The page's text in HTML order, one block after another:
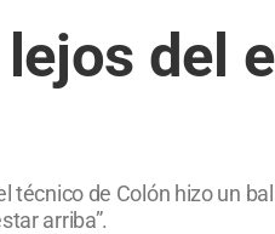
del
de Colón hizo un
arriba”.